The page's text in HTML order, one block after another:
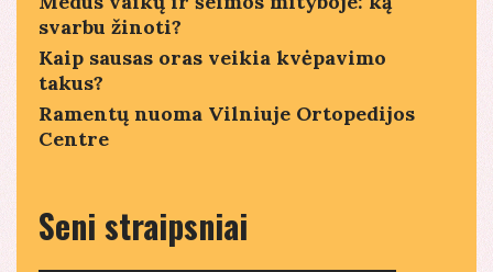
svarbu žinoti?
Kaip sausas oras veikia kvėpavimo
takus?
Ramentų nuoma Vilniuje Ortopedijos
Centre
Seni straipsniai